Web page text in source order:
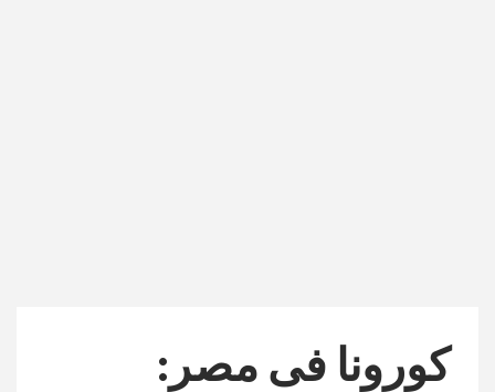
كورونا فى مصر: